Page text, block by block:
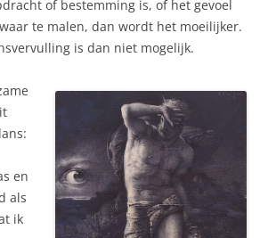
of bestemming is, of het gevoel
te malen, dan wordt het moeilijker.
is dan niet mogelijk.
en
als
ik